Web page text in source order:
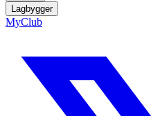
Lagbygger
MyClub